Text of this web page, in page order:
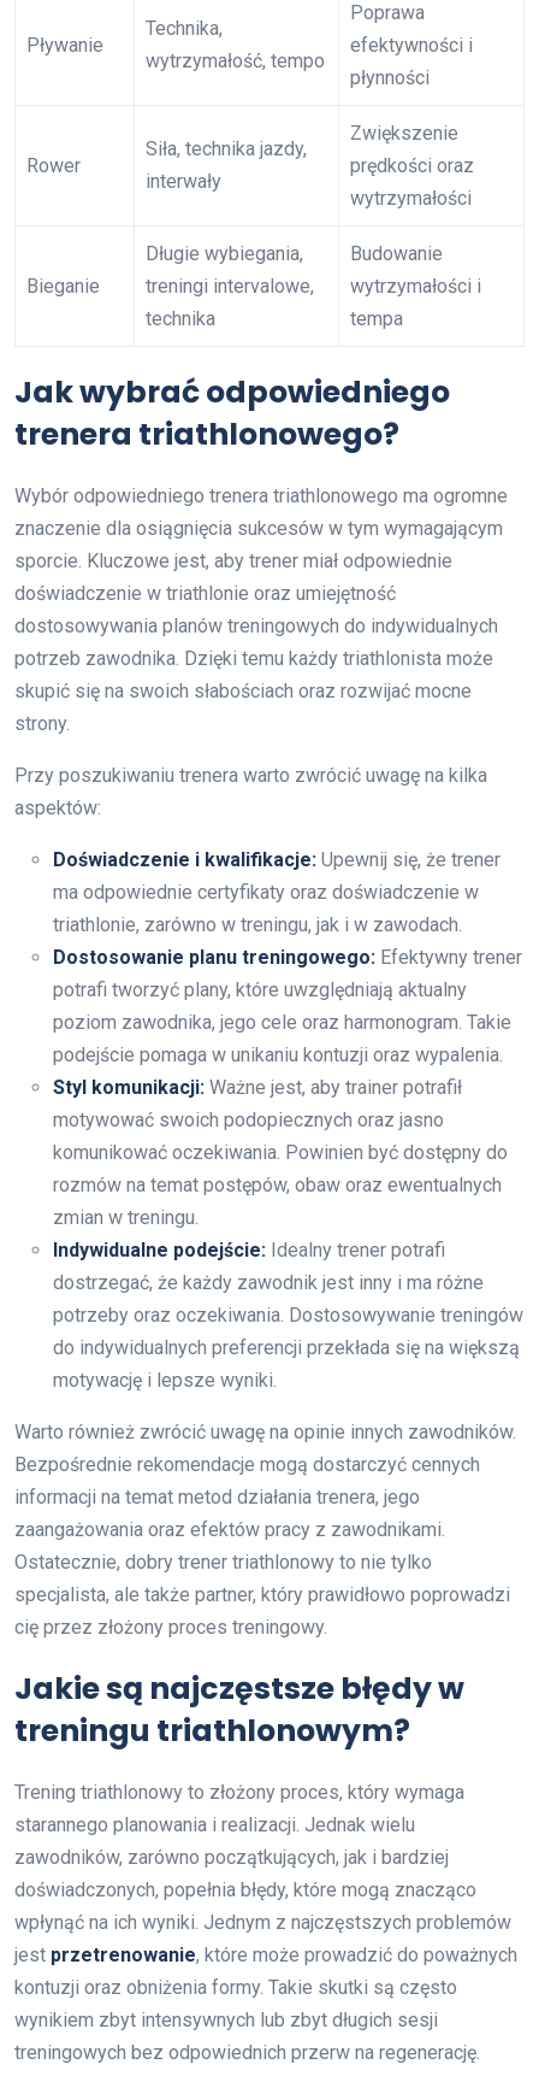
Pływanie
Technika,
wytrzymałość, tempo
Poprawa
efektywności i
płynności
Rower
Siła, technika jazdy,
interwały
Zwiększenie
prędkości oraz
wytrzymałości
Bieganie
Długie wybiegania,
treningi intervalowe,
technika
Budowanie
wytrzymałości i
tempa
Jak wybrać odpowiedniego
trenera triathlonowego?
Wybór odpowiedniego trenera triathlonowego ma ogromne
znaczenie dla osiągnięcia sukcesów w tym wymagającym
sporcie. Kluczowe jest, aby trener miał odpowiednie
doświadczenie w triathlonie oraz umiejętność
dostosowywania planów treningowych do indywidualnych
potrzeb zawodnika. Dzięki temu każdy triathlonista może
skupić się na swoich słabościach oraz rozwijać mocne
strony.
Przy poszukiwaniu trenera warto zwrócić uwagę na kilka
aspektów:
Doświadczenie i kwalifikacje: Upewnij się, że trener
ma odpowiednie certyfikaty oraz doświadczenie w
triathlonie, zarówno w treningu, jak i w zawodach.
Dostosowanie planu treningowego: Efektywny trener
potrafi tworzyć plany, które uwzględniają aktualny
poziom zawodnika, jego cele oraz harmonogram. Takie
podejście pomaga w unikaniu kontuzji oraz wypalenia.
Styl komunikacji: Ważne jest, aby trainer potrafił
motywować swoich podopiecznych oraz jasno
komunikować oczekiwania. Powinien być dostępny do
rozmów na temat postępów, obaw oraz ewentualnych
zmian w treningu.
Indywidualne podejście: Idealny trener potrafi
dostrzegać, że każdy zawodnik jest inny i ma różne
potrzeby oraz oczekiwania. Dostosowywanie treningów
do indywidualnych preferencji przekłada się na większą
motywację i lepsze wyniki.
Warto również zwrócić uwagę na opinie innych zawodników.
Bezpośrednie rekomendacje mogą dostarczyć cennych
informacji na temat metod działania trenera, jego
zaangażowania oraz efektów pracy z zawodnikami.
Ostatecznie, dobry trener triathlonowy to nie tylko
specjalista, ale także partner, który prawidłowo poprowadzi
cię przez złożony proces treningowy.
Jakie są najczęstsze błędy w
treningu triathlonowym?
Trening triathlonowy to złożony proces, który wymaga
starannego planowania i realizacji. Jednak wielu
zawodników, zarówno początkujących, jak i bardziej
doświadczonych, popełnia błędy, które mogą znacząco
wpłynąć na ich wyniki. Jednym z najczęstszych problemów
jest przetrenowanie, które może prowadzić do poważnych
kontuzji oraz obniżenia formy. Takie skutki są często
wynikiem zbyt intensywnych lub zbyt długich sesji
treningowych bez odpowiednich przerw na regenerację.